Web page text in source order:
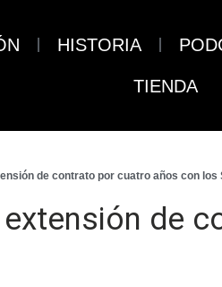
HISTORIA
TIENDA
de contrato por cuatro años con los
de